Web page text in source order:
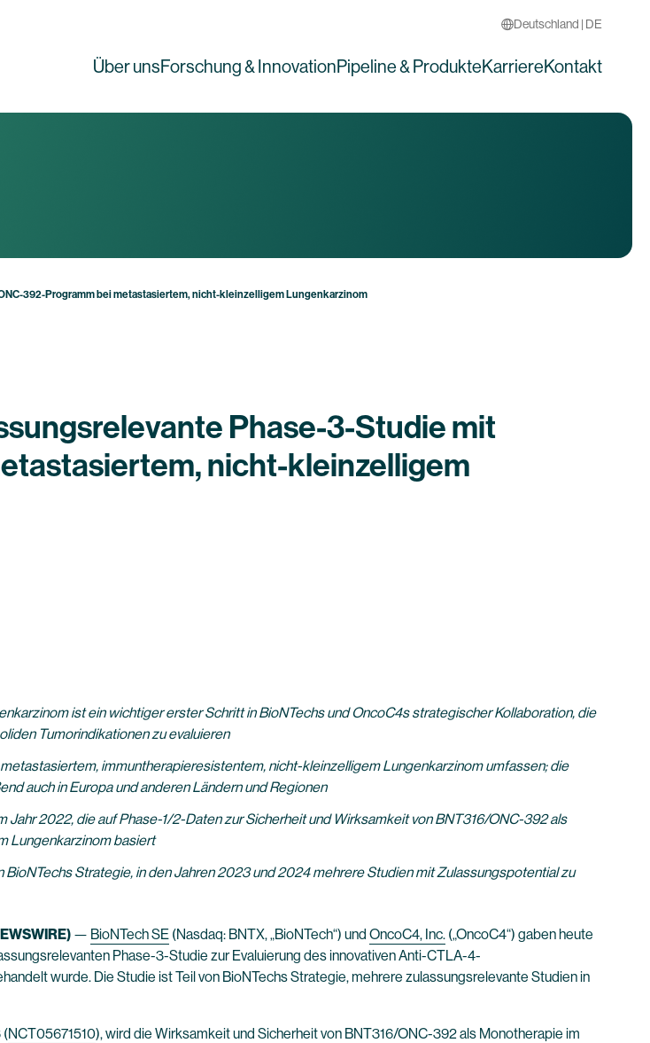
Deutschland | DE
Über unsForschung & InnovationPipeline & ProdukteKarriereKontakt
392-Programm bei metastasiertem, nicht-kleinzelligem Lungenkarzinom
Phase-3-Studie mit
nicht-kleinzelligem
ist ein wichtiger erster Schritt in BioNTechs und OncoC4s strategischer Kollaboration, die
Tumorindikationen zu evaluieren
immuntherapieresistentem, nicht-kleinzelligem Lungenkarzinom umfassen; die
auch in Europa und anderen Ländern und Regionen
2022, die auf Phase-1/2-Daten zur Sicherheit und Wirksamkeit von BNT316/ONC-392 als
Lungenkarzinom basiert
Strategie, in den Jahren 2023 und 2024 mehrere Studien mit Zulassungspotential zu
— BioNTech SE (Nasdaq: BNTX, „BioNTech“) und OncoC4, Inc. („OncoC4“) gaben heute
Phase-3-Studie zur Evaluierung des innovativen Anti-CTLA-4-
wurde. Die Studie ist Teil von BioNTechs Strategie, mehrere zulassungsrelevante Studien in
(NCT05671510), wird die Wirksamkeit und Sicherheit von BNT316/ONC-392 als Monotherapie im